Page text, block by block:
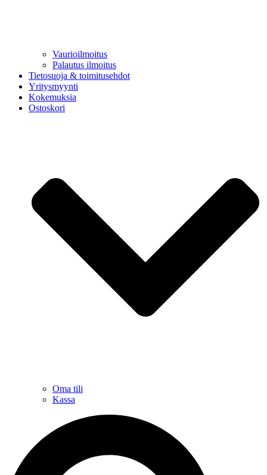
Vaurioilmoitus
Palautus ilmoitus
Tietosuoja & toimitusehdot
Yritysmyynti
Kokemuksia
Ostoskori
Oma tili
Kassa